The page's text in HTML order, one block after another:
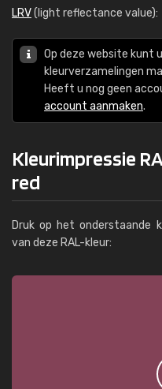
LRV(light reflectance value):
Op deze website kunt
kleurverzamelingen
Heeft u nog geen
account aanmaken.
Kleurimpressie
red
Druk op het onderstaande
van deze RAL-kleur: